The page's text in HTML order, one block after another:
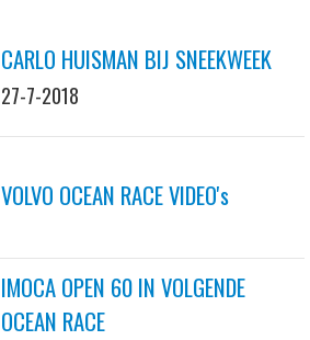
CARLO HUISMAN BIJ SNEEKWEEK
27-7-2018
VOLVO OCEAN RACE VIDEO's
IMOCA OPEN 60 IN VOLGENDE
OCEAN RACE